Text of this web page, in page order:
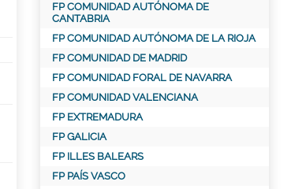
FP COMUNIDAD AUTÓNOMA DE
CANTABRIA
FP COMUNIDAD AUTÓNOMA DE LA RIOJA
FP COMUNIDAD DE MADRID
FP COMUNIDAD FORAL DE NAVARRA
FP COMUNIDAD VALENCIANA
FP EXTREMADURA
FP GALICIA
FP ILLES BALEARS
FP PAÍS VASCO